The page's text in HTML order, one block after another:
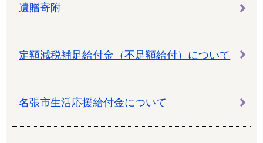
遺贈寄附
定額減税補足給付金（不足額給付）について
名張市生活応援給付金について